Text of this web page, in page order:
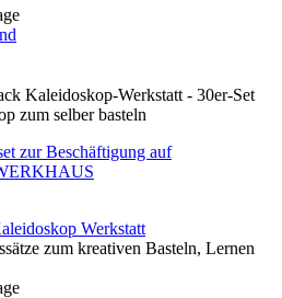
Werkstatt
zum kreativen Basteln, Lernen